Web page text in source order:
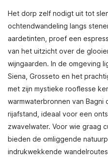
Het dorp zelf nodigt uit tot
ochtendwandeling langs
aardetinten, proef een
van het uitzicht over de
wijngaarden. In de omgeving
Siena, Grosseto en het
met zijn mystieke rooflesse
warmwaterbronnen van
rijafstand, ideaal voor een
zwavelwater. Voor wie graag
bieden de omliggende
indrukwekkende